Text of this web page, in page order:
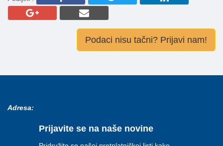
Podaci nisu tačni? Prijavi nam!
Adresa:
Prijavite se na naše novine